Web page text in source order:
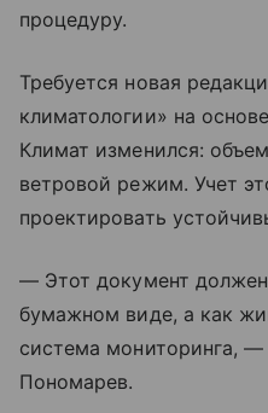
процедуру.
Требуется новая
климатологии» на
Климат изменился:
ветровой режим. Учет
проектировать
— Этот документ
бумажном виде, а как
система мониторинга, —
Пономарев.